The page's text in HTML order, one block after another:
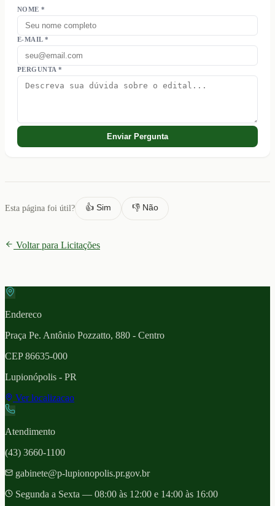
NOME *
E-MAIL *
PERGUNTA *
Enviar Pergunta
Esta página foi útil? 👍 Sim 👎 Não
Voltar para Licitações
Endereco
Praça Pe. Antônio Pozzatto, 880 - Centro
CEP86635-000
Lupionópolis - PR
Ver localizacao
Atendimento
(43) 3660-1100
gabinete@p-lupionopolis.pr.gov.br
Segunda a Sexta — 08:00 às 12:00 e 14:00 às 16:00